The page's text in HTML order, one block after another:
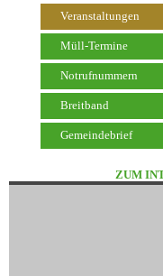
Veranstaltungen
Müll-Termine
Notrufnummern
Breitband
Gemeindebrief
ZUM